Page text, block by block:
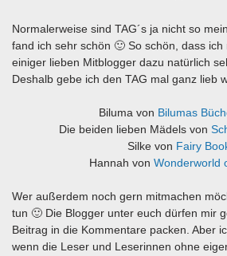
Normalerweise sind TAG´s ja nicht so
fand ich sehr schön 🙂 So schön, dass ich
einiger lieben Mitblogger dazu natürlich
Deshalb gebe ich den TAG mal ganz lieb
Biluma von Bilumas
Die beiden lieben Mädels von
Silke von Fairy
Hannah von Wonderworld
Wer außerdem noch gern mitmachen
tun 🙂 Die Blogger unter euch dürfen mir
Beitrag in die Kommentare packen. Aber
wenn die Leser und Leserinnen ohne